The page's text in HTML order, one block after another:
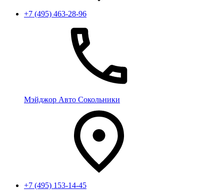
+7 (495) 463-28-96
Мэйджор Авто Сокольники
+7 (495) 153-14-45